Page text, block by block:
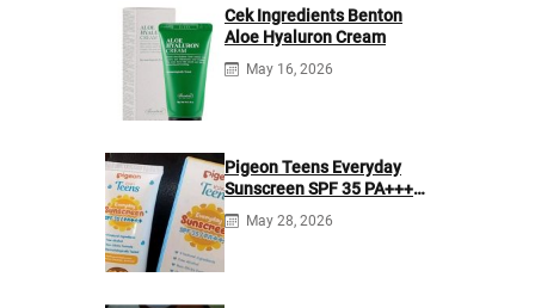
Cek Ingredients Benton
Aloe Hyaluron Cream
May 16, 2026
Pigeon Teens Everyday
Sunscreen SPF 35 PA+++
Ingredients
May 28, 2026